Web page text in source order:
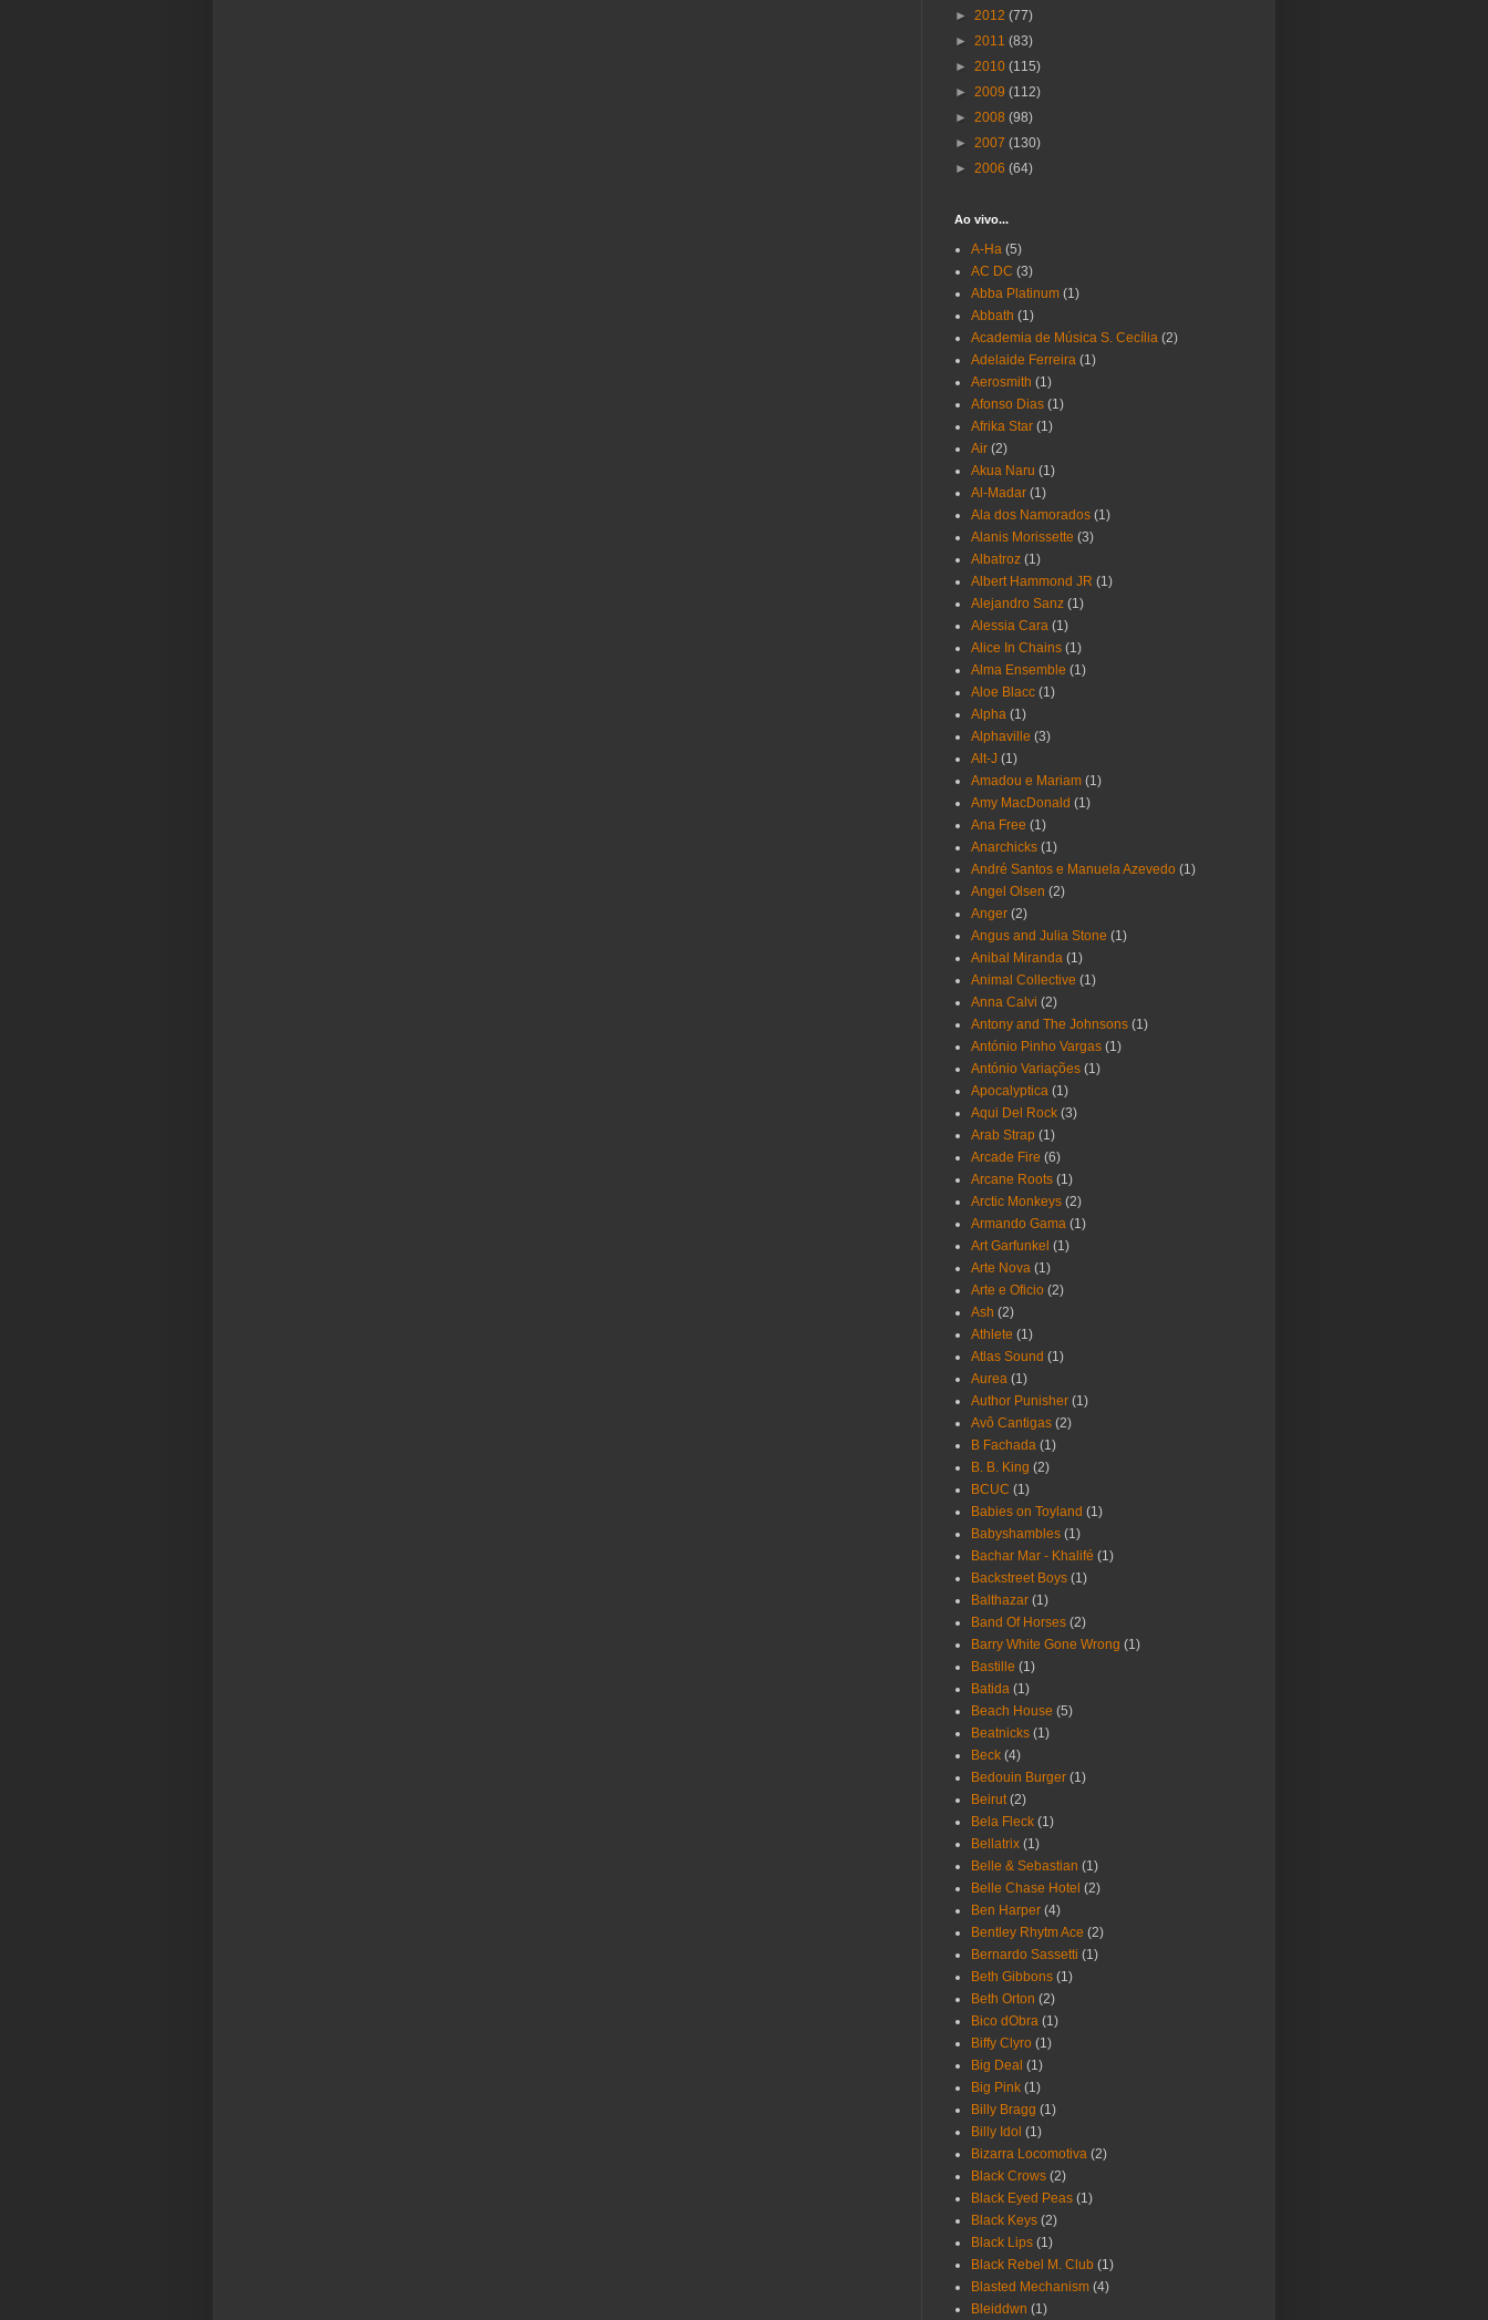
► 2012 (77)
► 2011 (83)
► 2010 (115)
► 2009 (112)
► 2008 (98)
► 2007 (130)
► 2006 (64)
Ao vivo...
A-Ha (5)
AC DC (3)
Abba Platinum (1)
Abbath (1)
Academia de Música S. Cecília (2)
Adelaide Ferreira (1)
Aerosmith (1)
Afonso Dias (1)
Afrika Star (1)
Air (2)
Akua Naru (1)
Al-Madar (1)
Ala dos Namorados (1)
Alanis Morissette (3)
Albatroz (1)
Albert Hammond JR (1)
Alejandro Sanz (1)
Alessia Cara (1)
Alice In Chains (1)
Alma Ensemble (1)
Aloe Blacc (1)
Alpha (1)
Alphaville (3)
Alt-J (1)
Amadou e Mariam (1)
Amy MacDonald (1)
Ana Free (1)
Anarchicks (1)
André Santos e Manuela Azevedo (1)
Angel Olsen (2)
Anger (2)
Angus and Julia Stone (1)
Anibal Miranda (1)
Animal Collective (1)
Anna Calvi (2)
Antony and The Johnsons (1)
António Pinho Vargas (1)
António Variações (1)
Apocalyptica (1)
Aqui Del Rock (3)
Arab Strap (1)
Arcade Fire (6)
Arcane Roots (1)
Arctic Monkeys (2)
Armando Gama (1)
Art Garfunkel (1)
Arte Nova (1)
Arte e Oficio (2)
Ash (2)
Athlete (1)
Atlas Sound (1)
Aurea (1)
Author Punisher (1)
Avô Cantigas (2)
B Fachada (1)
B. B. King (2)
BCUC (1)
Babies on Toyland (1)
Babyshambles (1)
Bachar Mar - Khalifé (1)
Backstreet Boys (1)
Balthazar (1)
Band Of Horses (2)
Barry White Gone Wrong (1)
Bastille (1)
Batida (1)
Beach House (5)
Beatnicks (1)
Beck (4)
Bedouin Burger (1)
Beirut (2)
Bela Fleck (1)
Bellatrix (1)
Belle & Sebastian (1)
Belle Chase Hotel (2)
Ben Harper (4)
Bentley Rhytm Ace (2)
Bernardo Sassetti (1)
Beth Gibbons (1)
Beth Orton (2)
Bico dObra (1)
Biffy Clyro (1)
Big Deal (1)
Big Pink (1)
Billy Bragg (1)
Billy Idol (1)
Bizarra Locomotiva (2)
Black Crows (2)
Black Eyed Peas (1)
Black Keys (2)
Black Lips (1)
Black Rebel M. Club (1)
Blasted Mechanism (4)
Bleiddwn (1)